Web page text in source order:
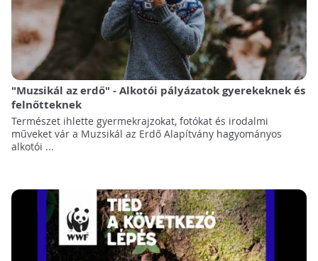
"Muzsikál az erdő" - Alkotói pályázatok gyerekeknek és
felnőtteknek
Természet ihlette gyermekrajzokat, fotókat és irodalmi
műveket vár a Muzsikál az Erdő Alapítvány hagyományos
alkotói ...